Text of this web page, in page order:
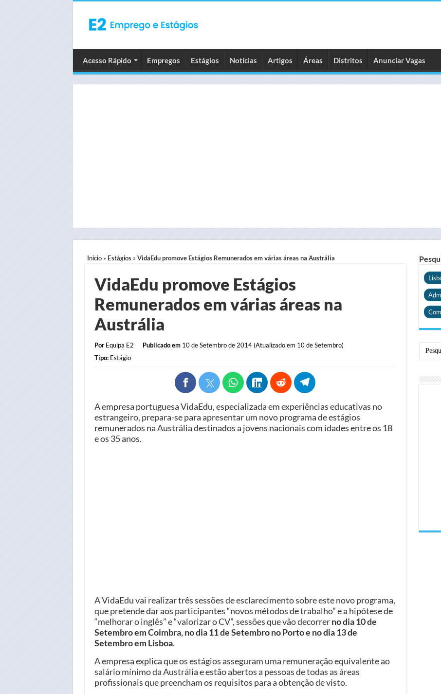
Acesso Rápido Empregos Estágios Notícias Artigos Áreas Distritos Anunciar Vagas
Início» Estágios » VidaEdu promove Estágios Remunerados em várias áreas na Austrália
VidaEdu promove Estágios
Remunerados em várias áreas na
Austrália
Por Equipa E2 Publicado em10 de Setembro de 2014 (Atualizado em 10 de Setembro)
Tipo: Estágio
A empresa portuguesa VidaEdu, especializada em experiências educativas no
estrangeiro, prepara-se para apresentar um novo programa de estágios
remunerados na Austrália destinados a jovens nacionais com idades entre os 18
e os 35 anos.
A VidaEdu vai realizar três sessões de esclarecimento sobre este novo programa,
que pretende dar aos participantes “novos métodos de trabalho” e a hipótese de
“melhorar o inglês” e “valorizar o CV”, sessões que vão decorrerno dia 10 de
Setembro em Coimbra, no dia 11 de Setembro no Porto e no dia 13 de
Setembro em Lisboa.
A empresa explica que os estágios asseguram uma remuneração equivalente ao
salário mínimo da Austrália e estão abertos a pessoas de todas as áreas
profissionais que preencham os requisitos para a obtenção de visto.